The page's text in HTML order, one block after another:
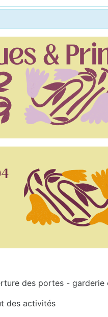
portes - garderie
activités